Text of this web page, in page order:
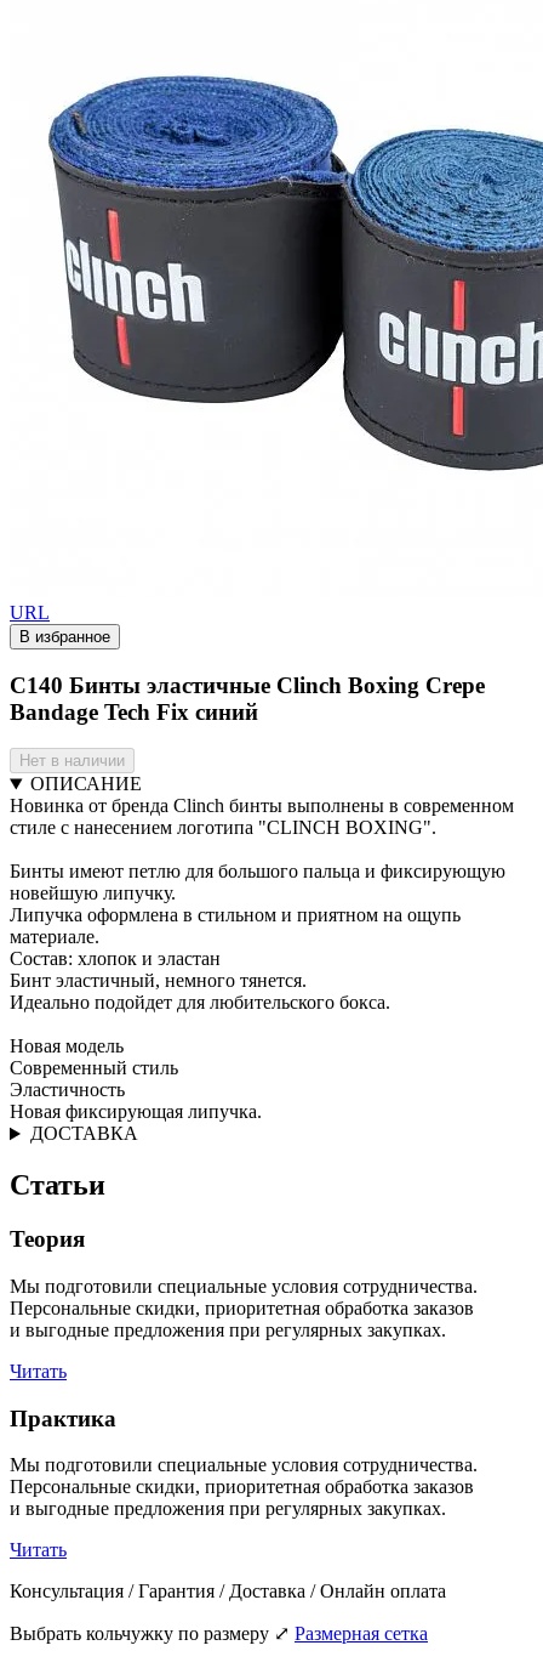
URL
В избранное
C140 Бинты эластичные Clinch Boxing Crepe
Bandage Tech Fix синий
Нет в наличии
ОПИСАНИЕ
Новинка от бренда Clinch бинты выполнены в современном
стиле с нанесением логотипа "CLINCH BOXING".
Бинты имеют петлю для большого пальца и фиксирующую
новейшую липучку.
Липучка оформлена в стильном и приятном на ощупь
материале.
Состав: хлопок и эластан
Бинт эластичный, немного тянется.
Идеально подойдет для любительского бокса.
Новая модель
Современный стиль
Эластичность
Новая фиксирующая липучка.
ДОСТАВКА
Статьи
Теория
Мы подготовили специальные условия сотрудничества.
Персональные скидки, приоритетная обработка заказов
и выгодные предложения при регулярных закупках.
Читать
Практика
Мы подготовили специальные условия сотрудничества.
Персональные скидки, приоритетная обработка заказов
и выгодные предложения при регулярных закупках.
Читать
Консультация / Гарантия / Доставка / Онлайн оплата
Выбрать кольчужку по размеру ⤢ Размерная сетка